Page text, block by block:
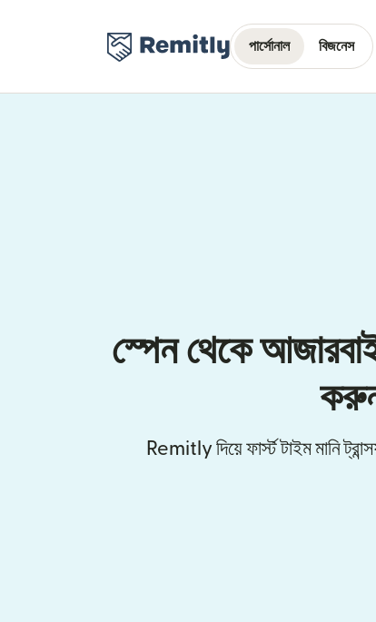
পার্সোনাল বিজনেস
স্পেন থেকে
Remitly দিয়ে ফার্স্ট টাইম মানি